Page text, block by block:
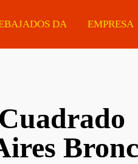
Manijas
Tiradores
Eléctricas
DA EMPRESA